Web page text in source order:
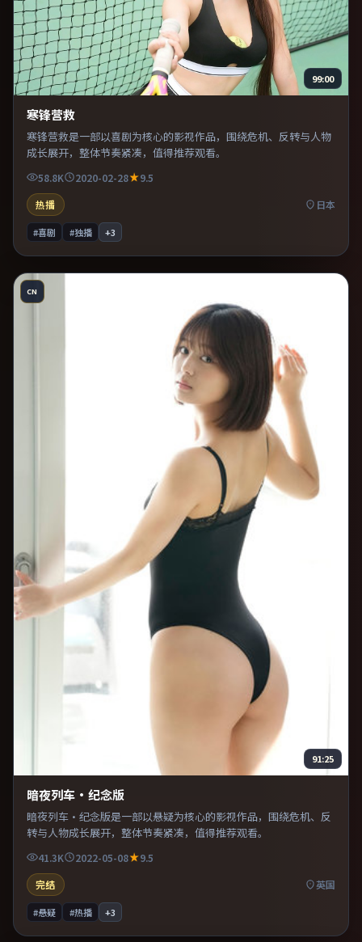
99:00
寒锋营救
寒锋营救是一部以喜剧为核心的影视作品，围绕危机、反转与人物
成长展开，整体节奏紧凑，值得推荐观看。
58.8K 2020-02-28
9.5
热播
日本
#喜剧 #独播 +3
CN
91:25
暗夜列车·纪念版
暗夜列车·纪念版是一部以悬疑为核心的影视作品，围绕危机、反
转与人物成长展开，整体节奏紧凑，值得推荐观看。
41.3K 2022-05-08
9.5
完结
英国
#悬疑 #热播 +3